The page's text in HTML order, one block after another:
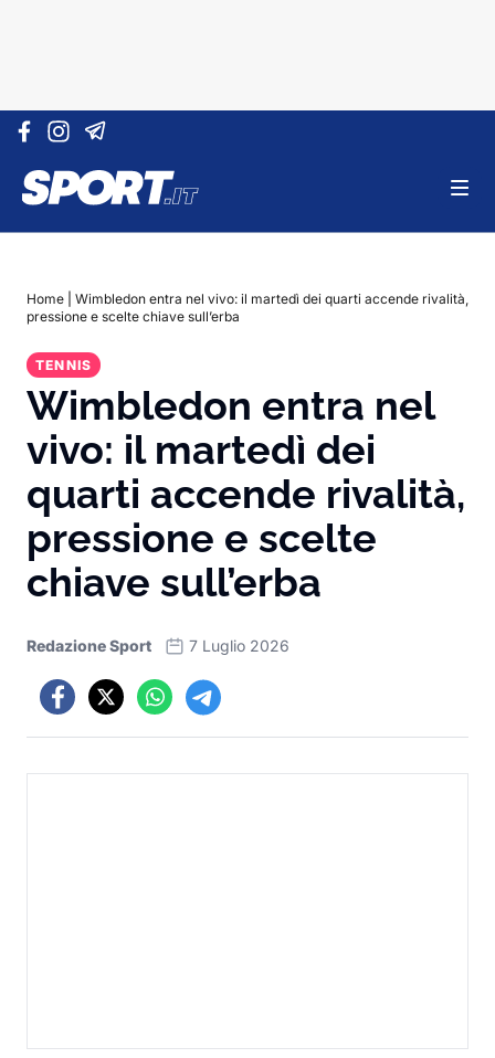
Vai al contenuto
Home
Wimbledon entra nel vivo: il martedì dei quarti accende rivalità,
pressione e scelte chiave sull’erba
TENNIS
Wimbledon entra nel
vivo: il martedì dei
quarti accende rivalità,
pressione e scelte
chiave sull’erba
Redazione Sport 7 Luglio 2026